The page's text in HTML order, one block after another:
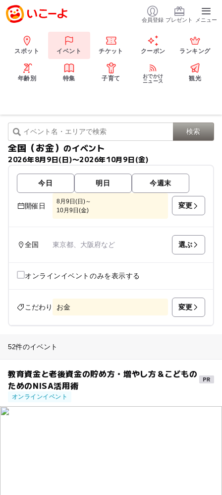
会員登録 プレゼント メニュー
スポット イベント チケット クーポン ランキング
年齢別 特集 子育て
おでかけ
ニュース
観光
全国（お金）のイベント
2026年8月9日(日)〜2026年10月9日(金)
今日 明日 今週末
開催日
8月9日(日)～
10月9日(金)
変更
全国 東京都、大阪府など 選ぶ
オンラインイベントのみを表示する
こだわり お金 変更
52件のイベント
教育資金と老後資金の貯め方・増やし方＆こどもの
ためのNISA活用術
オンラインイベント